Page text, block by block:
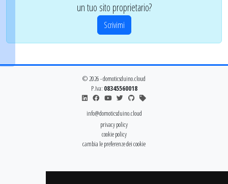
un tuo sito proprietario?
Scrivimi
© 2026 - domoticsduino.cloud
P.Iva: 08345560018
info@domoticsduino.cloud
privacy policy
cookie policy
cambia le preferenze dei cookie